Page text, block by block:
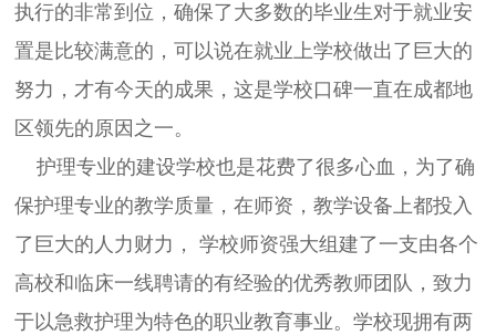
执行的非常到位，确保了大多数的毕业生对于就业安
置是比较满意的，可以说在就业上学校做出了巨大的
努力，才有今天的成果，这是学校口碑一直在成都地
区领先的原因之一。
护理专业的建设学校也是花费了很多心血，为了确
保护理专业的教学质量，在师资，教学设备上都投入
了巨大的人力财力， 学校师资强大组建了一支由各个
高校和临床一线聘请的有经验的优秀教师团队，致力
于以急救护理为特色的职业教育事业。学校现拥有两